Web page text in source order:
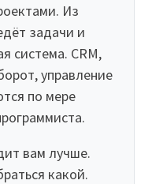
Из
задачи и
система. CRM,
управление
по мере
вам лучше.
какой.